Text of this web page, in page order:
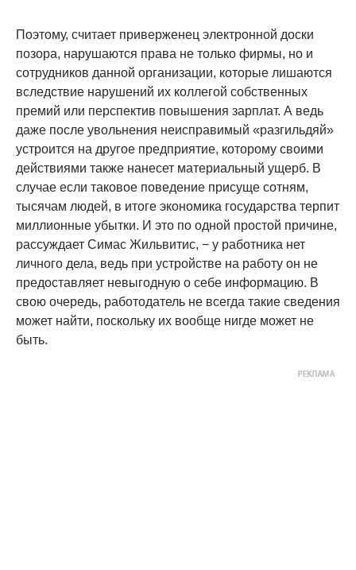
Поэтому, считает приверженец электронной доски
позора, нарушаются права не только фирмы, но и
сотрудников данной организации, которые лишаются
вследствие нарушений их коллегой собственных
премий или перспектив повышения зарплат. А ведь
даже после увольнения неисправимый «разгильдяй»
устроится на другое предприятие, которому своими
действиями также нанесет материальный ущерб. В
случае если таковое поведение присуще сотням,
тысячам людей, в итоге экономика государства терпит
миллионные убытки. И это по одной простой причине,
рассуждает Симас Жильвитис, − у работника нет
личного дела, ведь при устройстве на работу он не
предоставляет невыгодную о себе информацию. В
свою очередь, работодатель не всегда такие сведения
может найти, поскольку их вообще нигде может не
быть.